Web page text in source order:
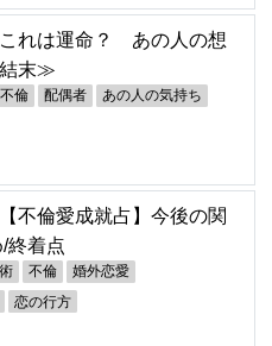
これは運命？ あの人の想
末≫
不倫 配偶者 あの人の気持ち
不倫愛成就占】今後の関
終着点
不倫 婚外恋愛
恋の行方